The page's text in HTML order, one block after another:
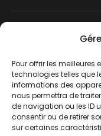
Pour offrir les meilleures
technologies telles que
informations des
nous permettra de
de navigation ou les ID
consentir ou de retirer
sur certaines